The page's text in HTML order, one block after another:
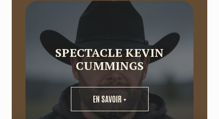
SPECTACLE KEVIN
CUMMINGS
EN SAVOIR +